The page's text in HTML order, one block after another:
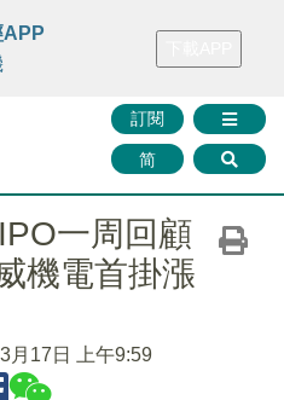
FINMETA 財華證券 媒體矩陣
訂閱
简
APP
一周回顧
機電首掛漲
月17日 上午9:59